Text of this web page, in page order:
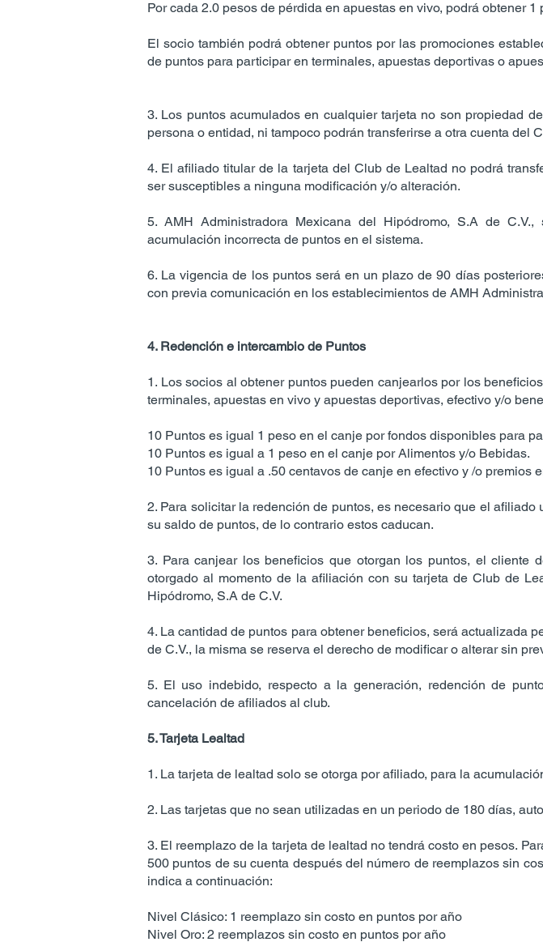
Por cada 2.0 pesos de pérdida en apuestas en vivo, podrá obtener
El socio también podrá obtener puntos por las promociones
de puntos para participar en terminales, apuestas deportivas o
3. Los puntos acumulados en cualquier tarjeta no son propiedad
persona o entidad, ni tampoco podrán transferirse a otra cuenta del
4. El afiliado titular de la tarjeta del Club de Lealtad no podrá
ser susceptibles a ninguna modificación y/o alteración.
5. AMH Administradora Mexicana del Hipódromo, S.A de
acumulación incorrecta de puntos en el sistema.
6. La vigencia de los puntos será en un plazo de 90 días
con previa comunicación en los establecimientos de AMH
4. Redención e intercambio de Puntos
1. Los socios al obtener puntos pueden canjearlos por los
terminales, apuestas en vivo y apuestas deportivas, efectivo y/o
10 Puntos es igual 1 peso en el canje por fondos disponibles para
10 Puntos es igual a 1 peso en el canje por Alimentos y/o Bebidas.
10 Puntos es igual a .50 centavos de canje en efectivo y /o premios
2. Para solicitar la redención de puntos, es necesario que el
su saldo de puntos, de lo contrario estos caducan.
3. Para canjear los beneficios que otorgan los puntos, el cliente
otorgado al momento de la afiliación con su tarjeta de Club de
Hipódromo, S.A de C.V.
4. La cantidad de puntos para obtener beneficios, será actualizada
de C.V., la misma se reserva el derecho de modificar o alterar sin
5. El uso indebido, respecto a la generación, redención de
cancelación de afiliados al club.
5. Tarjeta Lealtad
1. La tarjeta de lealtad solo se otorga por afiliado, para la
2. Las tarjetas que no sean utilizadas en un periodo de 180 días,
3. El reemplazo de la tarjeta de lealtad no tendrá costo en pesos.
500 puntos de su cuenta después del número de reemplazos sin
indica a continuación:
Nivel Clásico: 1 reemplazo sin costo en puntos por año
Nivel Oro: 2 reemplazos sin costo en puntos por año